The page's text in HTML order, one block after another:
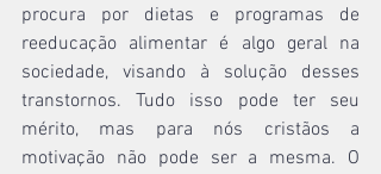
procura por dietas e programas de
reeducação alimentar é algo geral na
sociedade, visando à solução desses
transtornos. Tudo isso pode ter seu
mérito, mas para nós cristãos a
motivação não pode ser a mesma. O